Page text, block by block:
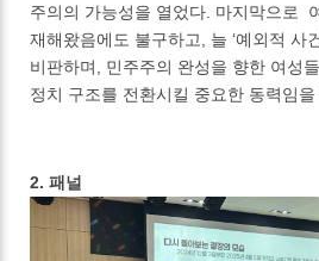
주의의 가능성을 열었다. 마지막으로
재해왔음에도 불구하고, 늘 ‘예외적 사
비판하며, 민주주의 완성을 향한 여성
정치 구조를 전환시킬 중요한 동력임을
2. 패널